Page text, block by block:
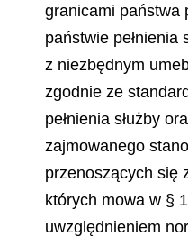
granicami państwa
państwie pełnienia
z niezbędnym
zgodnie ze
pełnienia służby
zajmowanego
przenoszących się
których mowa w §
uwzględnieniem